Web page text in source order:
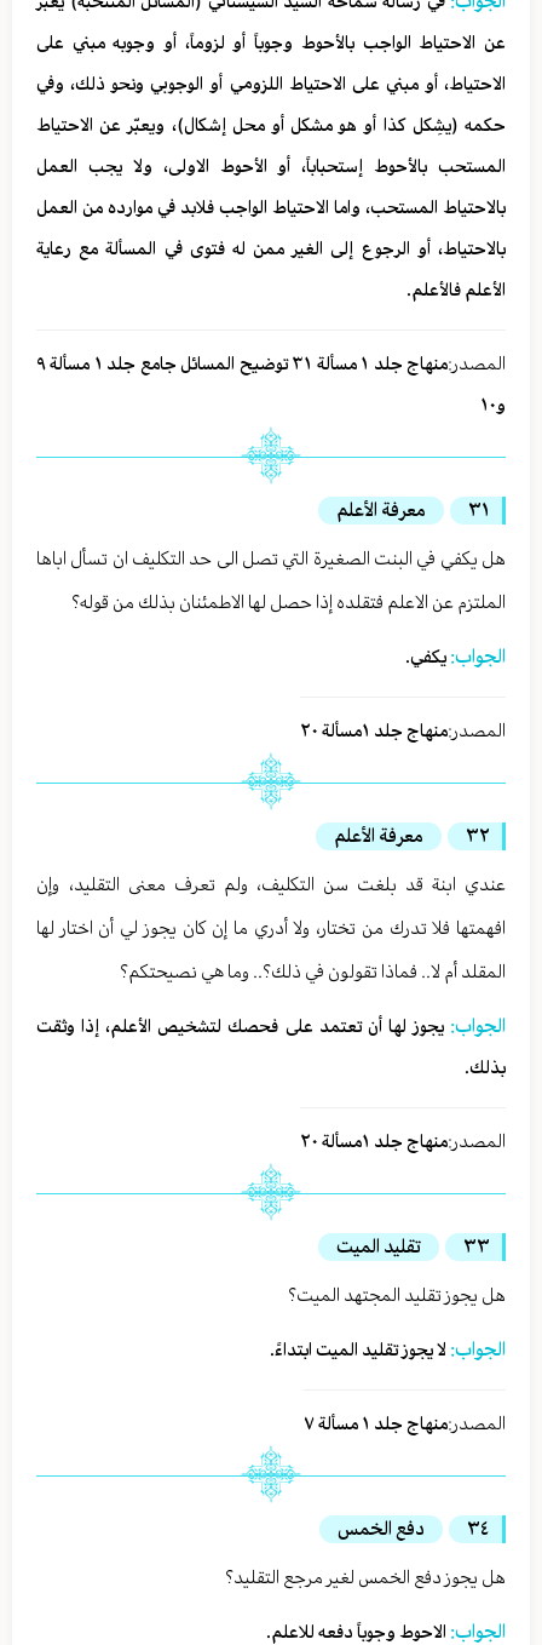
عن الاحتياط الواجب بالأحوط وجوباً أو لزوماً، أو وجوبه مبني على
الاحتياط، أو مبني على الاحتياط اللزومي أو الوجوبي ونحو ذلك، وفي
حكمه (يشِكل كذا أو هو مشكل أو محل إشكال)، ويعبّر عن الاحتياط
المستحب بالأحوط إستحباباً، أو الأحوط الاولى، ولا يجب العمل
بالاحتياط المستحب، واما الاحتياط الواجب فلابد في موارده من العمل
بالاحتياط، أو الرجوع إلى الغير ممن له فتوى في المسألة مع رعاية
الأعلم فالأعلم.
المصدر:
منهاج جلد ١ مسألة ٣١ توضيح المسائل جامع جلد ١ مسألة ٩
و١٠
٣١
معرفة الأعلم
هل يكفي في البنت الصغيرة التي تصل الى حد التكليف ان تسأل اباها
الملتزم عن الاعلم فتقلده إذا حصل لها الاطمئنان بذلك من قوله؟
الجواب: يكفي.
المصدر:منهاج جلد ١مسألة ٢٠
٣٢
معرفة الأعلم
عندي ابنة قد بلغت سن التكليف، ولم تعرف معنى التقليد، وإن
افهمتها فلا تدرك من تختار، ولا أدري ما إن كان يجوز لي أن اختار لها
المقلد أم لا.. فماذا تقولون في ذلك؟.. وما هي نصيحتكم؟
الجواب:يجوز لها أن تعتمد على فحصك لتشخيص الأعلم، إذا وثقت
بذلك.
المصدر:منهاج جلد ١مسألة ٢٠
٣٣
تقليد الميت
هل يجوز تقليد المجتهد الميت؟
الجواب: لا يجوز تقليد الميت ابتداءً.
المصدر:منهاج جلد ١ مسألة ٧
٣٤
دفع الخمس
هل يجوز دفع الخمس لغير مرجع التقليد؟
الجواب: الاحوط وجوباً دفعه للاعلم.